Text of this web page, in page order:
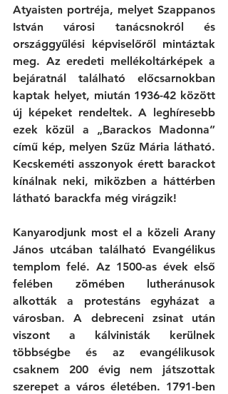
Atyaisten portréja, melyet Szappanos
István városi tanácsnokról és
országgyűlési képviselőről mintáztak
meg. Az eredeti mellékoltárképek a
bejáratnál található előcsarnokban
kaptak helyet, miután 1936-42 között
új képeket rendeltek. A leghíresebb
ezek közül a „Barackos Madonna”
című kép, melyen Szűz Mária látható.
Kecskeméti asszonyok érett barackot
kínálnak neki, miközben a háttérben
látható barackfa még virágzik!
Kanyarodjunk most el a közeli Arany
János utcában található Evangélikus
templom felé. Az 1500-as évek első
felében zömében lutheránusok
alkották a protestáns egyházat a
városban. A debreceni zsinat után
viszont a kálvinisták kerülnek
többségbe és az evangélikusok
csaknem 200 évig nem játszottak
szerepet a város életében. 1791-ben